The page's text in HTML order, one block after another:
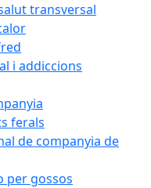
transversal
i addiccions
ferals
de companyia de
per gossos